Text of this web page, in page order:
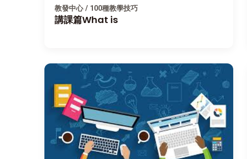
教發中心 / 100種教學技巧
講課篇What is